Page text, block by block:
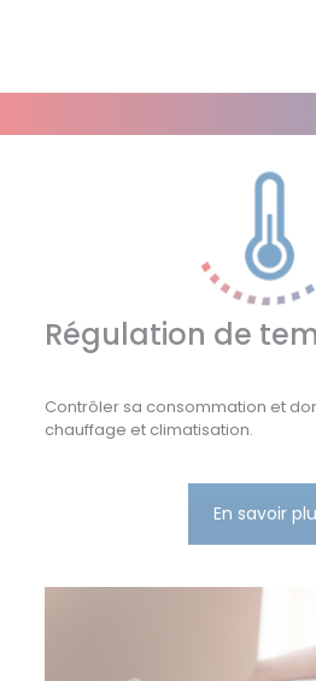
Régulation de
Contrôler sa consommation et
chauffage et climatisation.
En savoir